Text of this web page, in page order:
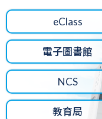
eClass
電子圖書館
NCS
教育局